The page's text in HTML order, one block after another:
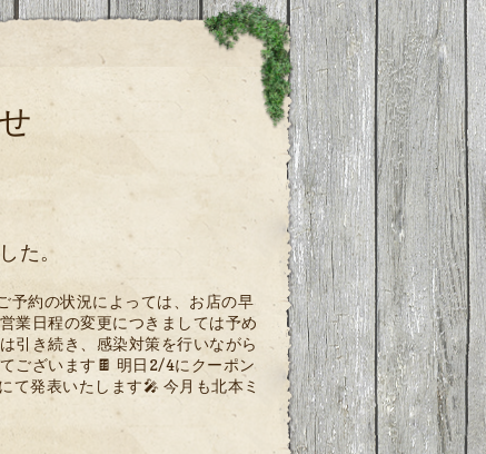
た。
予約の状況によっては、お店の早
業日程の変更につきましては予め
引き続き、感染対策を行いながら
ございます🍫 明日2/4にクーポン
発表いたします🎤 今月も北本ミ